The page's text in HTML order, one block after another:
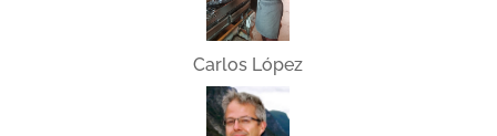
Carlos López